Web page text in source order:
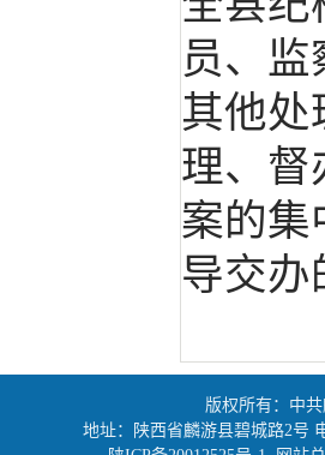
员、
其他处
理、督
案的集
导交办
版权所有：中
地址：陕西省麟游县碧城路2号